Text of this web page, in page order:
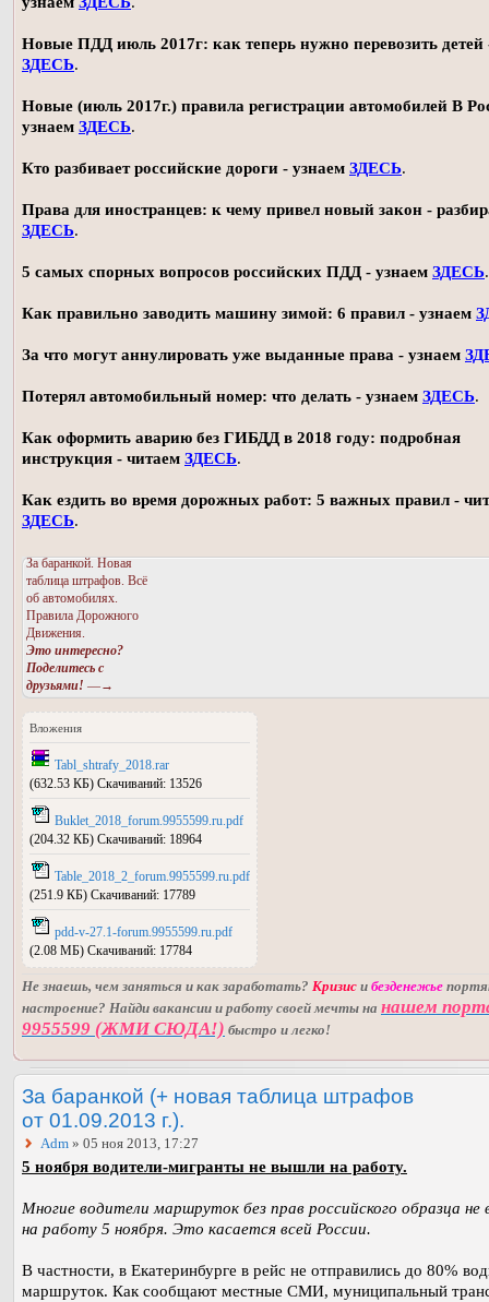
Новые ПДД июль 2017г: как теперь нужно перевозить детей
ЗДЕСЬ.
Новые (июль 2017г.) правила регистрации автомобилей В
узнаем ЗДЕСЬ.
Кто разбивает российские дороги - узнаем ЗДЕСЬ.
Права для иностранцев: к чему привел новый закон -
ЗДЕСЬ.
5 самых спорных вопросов российских ПДД - узнаем ЗДЕСЬ.
Как правильно заводить машину зимой: 6 правил - узнаем
За что могут аннулировать уже выданные права - узнаем
Потерял автомобильный номер: что делать - узнаем ЗДЕСЬ.
Как оформить аварию без ГИБДД в 2018 году: подробная
инструкция - читаем ЗДЕСЬ.
Как ездить во время дорожных работ: 5 важных правил -
ЗДЕСЬ.
За баранкой. Новая
таблица штрафов. Всё
об автомобилях.
Правила Дорожного
Движения.
Это интересно?
Поделитесь с
друзьями! —→
Вложения
Tabl_shtrafy_2018.rar
(632.53 КБ) Скачиваний: 13526
Buklet_2018_forum.9955599.ru.pdf
(204.32 КБ) Скачиваний: 18964
Table_2018_2_forum.9955599.ru.pdf
(251.9 КБ) Скачиваний: 17789
pdd-v-27.1-forum.9955599.ru.pdf
(2.08 МБ) Скачиваний: 17784
Не знаешь, чем заняться и как заработать? Кризис и безденежье
настроение? Найди вакансии и работу своей мечты на нашем
9955599 (ЖМИ СЮДА!) быстро и легко!
За баранкой (+ новая таблица штрафов
от 01.09.2013 г.).
Adm » 05 ноя 2013, 17:27
5 ноября водители-мигранты не вышли на работу.
Многие водители маршруток без прав российского образца не
на работу 5 ноября. Это касается всей России.
В частности, в Екатеринбурге в рейс не отправились до 80%
маршруток. Как сообщают местные СМИ, муниципальный